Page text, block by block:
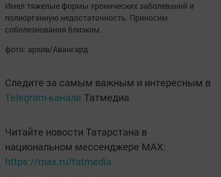
Имел тяжелые формы хронических заболеваний и
полиорганную недостаточность. Приносим
соболезнования близким.
фото: архив/Авангард
Следите за самым важным и интересным в
Telegram-канале Татмедиа
Читайте новости Татарстана в
национальном мессенджере MАХ:
https://max.ru/tatmedia